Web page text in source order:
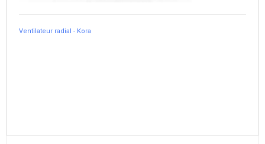
Ventilateur radial - Kora